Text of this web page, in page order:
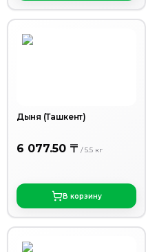
Дыня (Ташкент)
6 077.50 〒 /5.5 кг
В корзину